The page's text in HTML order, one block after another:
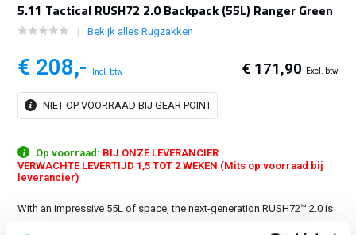
5.11 Tactical RUSH72 2.0 Backpack (55L) Ranger Green
Bekijk alles Rugzakken
€ 208,- Incl. btw € 171,90 Excl. btw
NIET OP VOORRAAD BIJ GEAR POINT
Op voorraad: BIJ ONZE LEVERANCIER
VERWACHTE LEVERTIJD 1,5 TOT 2 WEKEN (Mits op voorraad bij
leverancier)
With an impressive 55L of space, the next-generation RUSH72™ 2.0 is